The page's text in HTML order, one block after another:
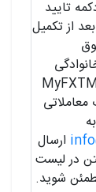
تایید
از تکمیل
ارسال
در لیست
شوید.